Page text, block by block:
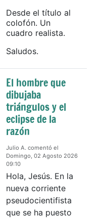
Desde el título al
colofón. Un
cuadro realista.
Saludos.
El hombre que
dibujaba
triángulos y el
eclipse de la
razón
Julio A. comentó el
Domingo, 02 Agosto 2026
09:10
Hola, Jesús. En la
nueva corriente
pseudocientifista
que se ha puesto